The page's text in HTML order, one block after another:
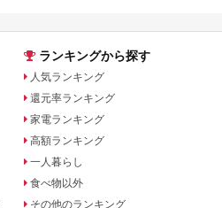
ランキングから探す
人気ランキング
還元率ランキング
家電ランキング
高額ランキング
一人暮らし
食べ物以外
その他のランキング